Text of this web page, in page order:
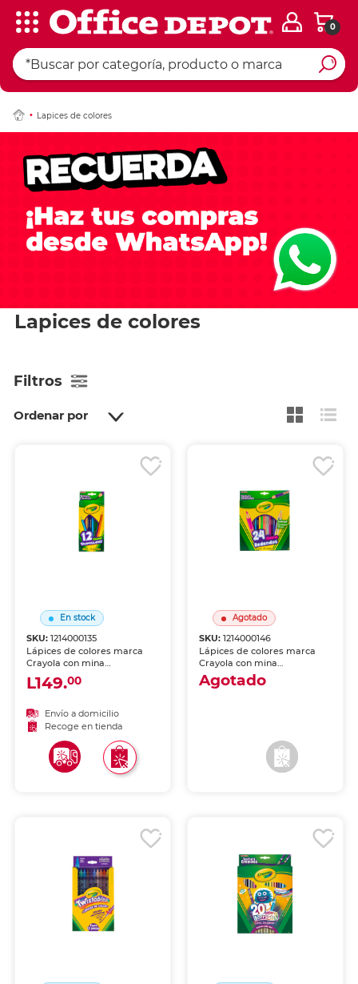
0
Lapices de colores
Lapices de colores
Filtros
Ordenar por
En stock
SKU:1214000135
Lápices de colores marca
Crayola con mina
pigmentada y resistente.
Trazos suaves, intensos y
coloreado y proyectos
escolares.
L149.00
Envío a domicilio
Recoge en tienda
Agotado
SKU: 1214000146
Lápices de colores marca
Crayola con mina
pigmentada y resistente.
Trazos suaves, intensos y
Agotado